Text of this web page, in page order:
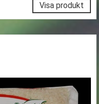
Visa produkt